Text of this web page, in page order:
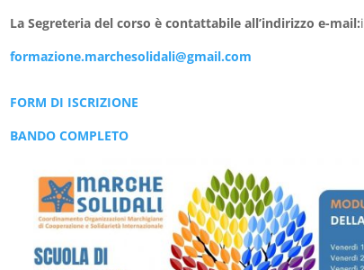
La Segreteria del corso è contattabile all’indirizzo e-mail:
formazione.marchesolidali@gmail.com
FORM DI ISCRIZIONE
BANDO COMPLETO